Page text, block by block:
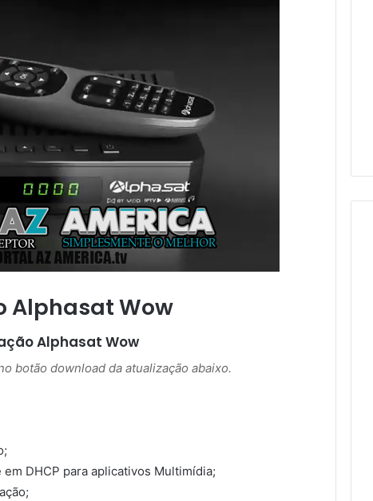
Alphasat Wow
Alphasat Wow
botão download da atualização abaixo.
DHCP para aplicativos Multimídia;